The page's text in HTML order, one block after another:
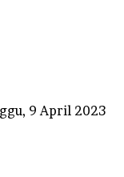
9 April 2023